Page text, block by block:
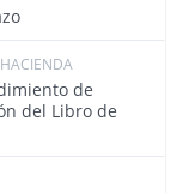
de
del Libro de